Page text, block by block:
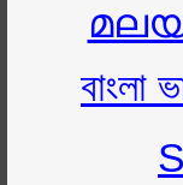
বাংলা